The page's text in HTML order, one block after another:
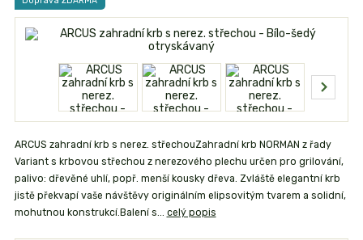
ARCUS zahradní krb s nerez. střechouZahradní krb NORMAN z řady
Variant s krbovou střechou z nerezového plechu určen pro grilování,
palivo: dřevěné uhlí, popř. menší kousky dřeva. Zvláště elegantní krb
jistě překvapí vaše návštěvy originálním elipsovitým tvarem a solidní,
mohutnou konstrukcí.Balení s... celý popis